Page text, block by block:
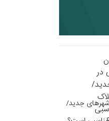
شهرهای جدید/